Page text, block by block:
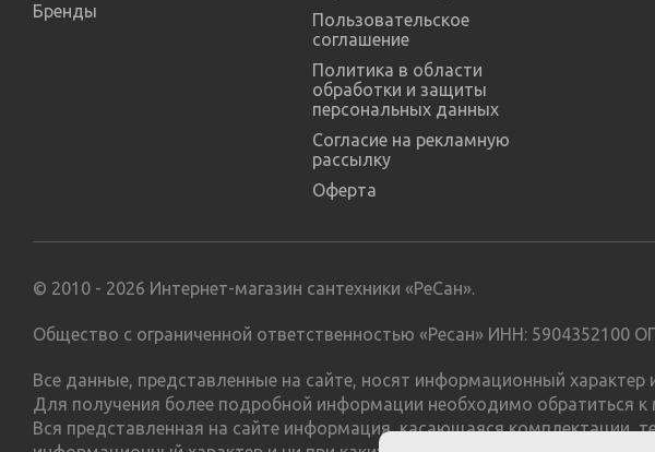
Бренды
Пользовательское
соглашение
Политика в области
обработки и защиты
персональных данных
Согласие на рекламную
рассылку
Оферта
© 2010 - 2026 Интернет-магазин сантехники «РеСан».
Общество с ограниченной ответственностью «Ресан» ИНН: 5904352100
Все данные, представленные на сайте, носят информационный
Для получения более подробной информации необходимо обратиться
Вся представленная на сайте информация, касающаяся комплектации,